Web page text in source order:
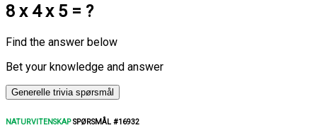
8 x 4 x 5 = ?
Find the answer below
Bet your knowledge and answer
Generelle trivia spørsmål
NATURVITENSKAPSPØRSMÅL #16932